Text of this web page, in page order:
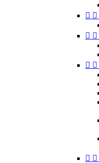
 
 
 
 